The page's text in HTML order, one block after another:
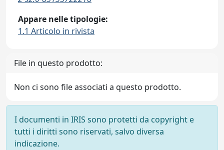
Appare nelle tipologie:
1.1 Articolo in rivista
File in questo prodotto:
Non ci sono file associati a questo prodotto.
I documenti in IRIS sono protetti da copyright e
tutti i diritti sono riservati, salvo diversa
indicazione.